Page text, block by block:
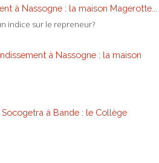
à Nassogne : la maison Magerotte...
indice sur le repreneur?
à Nassogne : la maison
Socogetra à Bande : le Collège